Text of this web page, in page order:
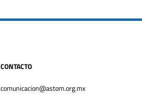
CONTACTO
comunicacion@astom.org.mx